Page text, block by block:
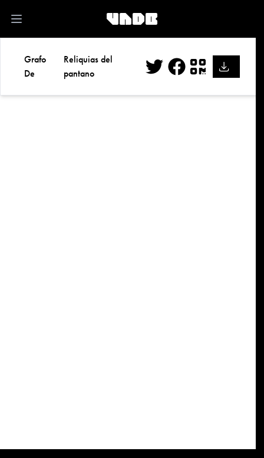
Open main menu
Grafo
De
Reliquias del
pantano
Facebook
QR